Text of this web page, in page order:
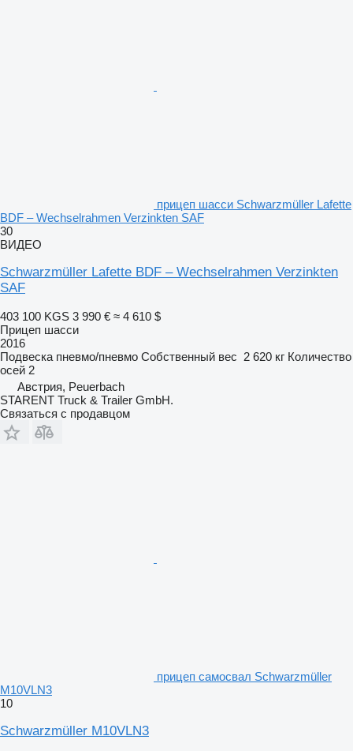
прицеп шасси Schwarzmüller Lafette
BDF – Wechselrahmen Verzinkten SAF
30
ВИДЕО
Schwarzmüller Lafette BDF – Wechselrahmen Verzinkten
SAF
403 100 KGS 3 990 € ≈ 4 610 $
Прицеп шасси
2016
Подвеска пневмо/пневмо Собственный вес 2 620 кг Количество
осей 2
Австрия, Peuerbach
STARENT Truck & Trailer GmbH.
Связаться с продавцом
прицеп самосвал Schwarzmüller
M10VLN3
10
Schwarzmüller M10VLN3